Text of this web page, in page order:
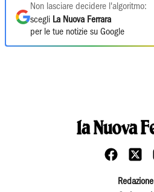
Non lasciare decidere l'algoritmo:
scegli La Nuova Ferrara
per le tue notizie su Google
Redazione